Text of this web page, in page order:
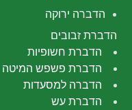
הדברה ירוקה
הדברת זבובים
הדברת חשופיות
הדברת פשפש המיטה
הדברה למסעדות
הדברת עש